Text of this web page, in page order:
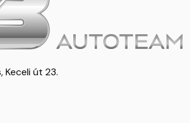
Keceli út 23.